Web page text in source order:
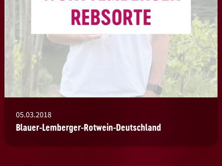
05.03.2018
Blauer-Lemberger-Rotwein-Deutschland